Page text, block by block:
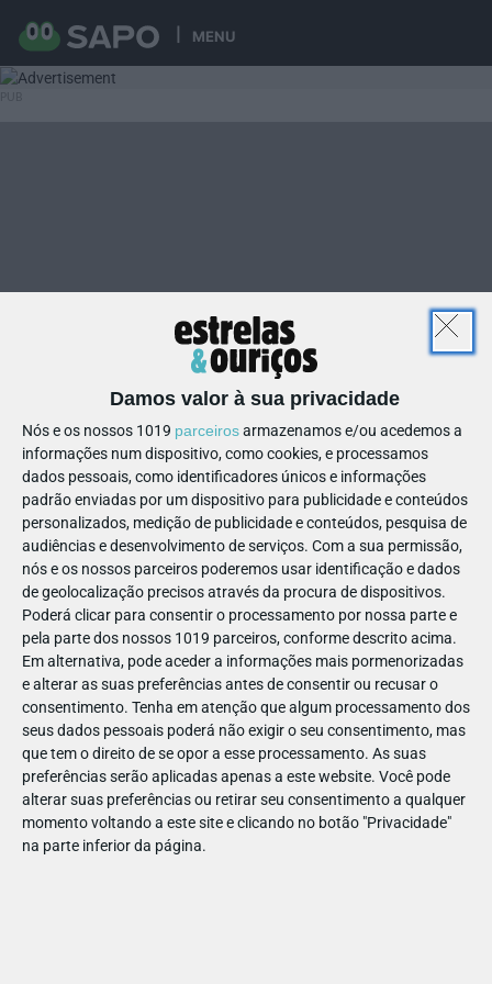
MENU
Damos valor à sua privacidade
Nós e os nossos 1019 parceirosarmazenamos e/ou acedemos a
informações num dispositivo, como cookies, e processamos
dados pessoais, como identificadores únicos e informações
padrão enviadas por um dispositivo para publicidade e conteúdos
personalizados, medição de publicidade e conteúdos, pesquisa de
audiências e desenvolvimento de serviços. Com a sua permissão,
nós e os nossos parceiros poderemos usar identificação e dados
de geolocalização precisos através da procura de dispositivos.
Poderá clicar para consentir o processamento por nossa parte e
pela parte dos nossos 1019 parceiros, conforme descrito acima.
Em alternativa, pode aceder a informações mais pormenorizadas
e alterar as suas preferências antes de consentir ou recusar o
consentimento. Tenha em atenção que algum processamento dos
seus dados pessoais poderá não exigir o seu consentimento, mas
que tem o direito de se opor a esse processamento. As suas
preferências serão aplicadas apenas a este website. Você pode
alterar suas preferências ou retirar seu consentimento a qualquer
momento voltando a este site e clicando no botão "Privacidade"
na parte inferior da página.
23
71066732823390